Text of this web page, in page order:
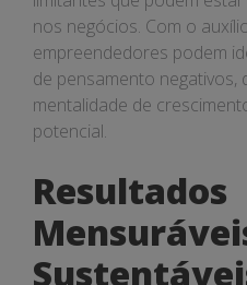
nos negócios. Com o
empreendedores podem
de pensamento negativos,
mentalidade de
potencial.
Resultados